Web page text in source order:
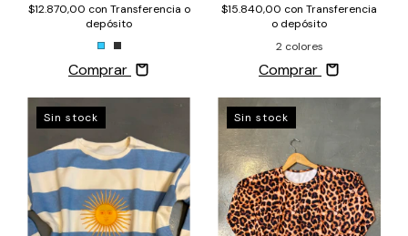
$12.870,00 con Transferencia o
depósito
Comprar
$15.840,00 con Transferencia
o depósito
2 colores
Comprar
Sin stock Sin stock